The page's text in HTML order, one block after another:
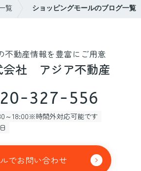
覧 ショッピングモールのブログ一覧
不動産情報を豊富にご用意
会社 アジア不動産
327-556
～18:00※時間外対応可能です
でお問い合わせ